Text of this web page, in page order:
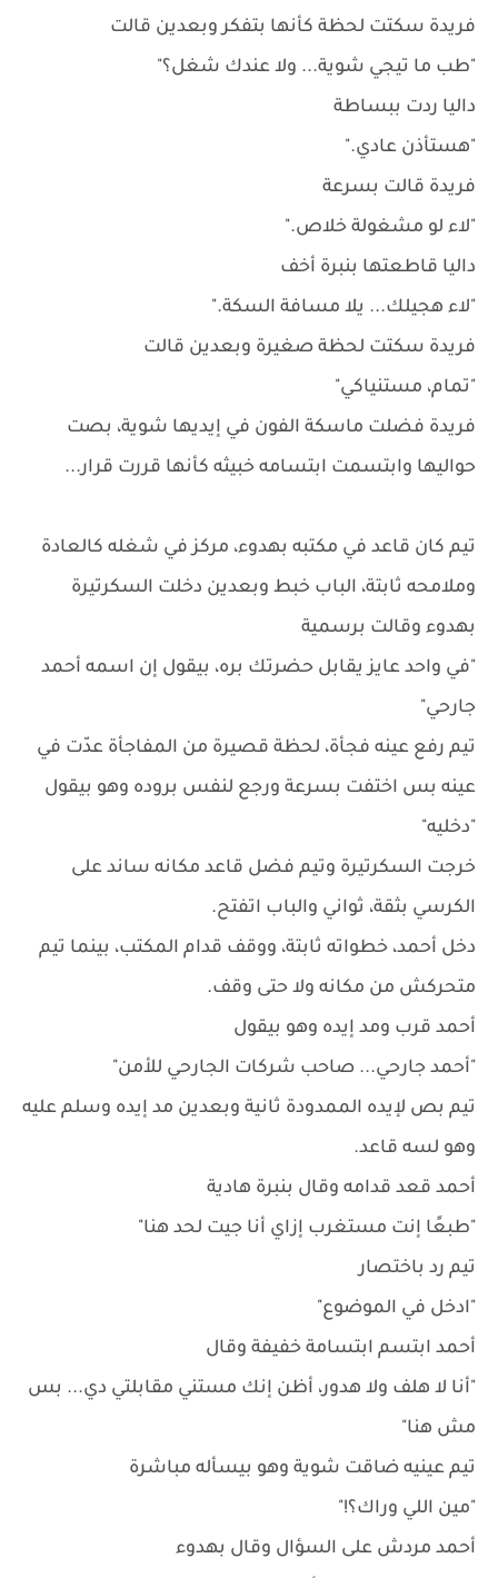
فريدة سكتت لحظة كأنها بتفكر وبعدين قالت
"طب ما تيجي شوية... ولا عندك شغل؟"
داليا ردت ببساطة
"هستأذن عادي."
فريدة قالت بسرعة
"لاء لو مشغولة خلاص."
داليا قاطعتها بنبرة أخف
"لاء هجيلك... يلا مسافة السكة."
فريدة سكتت لحظة صغيرة وبعدين قالت
"تمام، مستنياكي"
فريدة فضلت ماسكة الفون في إيديها شوية، بصت
حواليها وابتسمت ابتسامه خبيثه كأنها قررت قرار...
تيم كان قاعد في مكتبه بهدوء، مركز في شغله كالعادة
وملامحه ثابتة، الباب خبط وبعدين دخلت السكرتيرة
بهدوء وقالت برسمية
"في واحد عايز يقابل حضرتك بره، بيقول إن اسمه أحمد
جارحي"
تيم رفع عينه فجأة، لحظة قصيرة من المفاجأة عدّت في
عينه بس اختفت بسرعة ورجع لنفس بروده وهو بيقول
"دخليه"
خرجت السكرتيرة وتيم فضل قاعد مكانه ساند على
الكرسي بثقة، ثواني والباب اتفتح.
دخل أحمد، خطواته ثابتة، ووقف قدام المكتب، بينما تيم
متحركش من مكانه ولا حتى وقف.
أحمد قرب ومد إيده وهو بيقول
"أحمد جارحي... صاحب شركات الجارحي للأمن"
تيم بص لإيده الممدودة ثانية وبعدين مد إيده وسلم عليه
وهو لسه قاعد.
أحمد قعد قدامه وقال بنبرة هادية
"طبعًا إنت مستغرب إزاي أنا جيت لحد هنا"
تيم رد باختصار
"ادخل في الموضوع"
أحمد ابتسم ابتسامة خفيفة وقال
"أنا لا هلف ولا هدور، أظن إنك مستني مقابلتي دي... بس
مش هنا"
تيم عينيه ضاقت شوية وهو بيسأله مباشرة
"مين اللي وراك؟!"
أحمد مردش على السؤال وقال بهدوء